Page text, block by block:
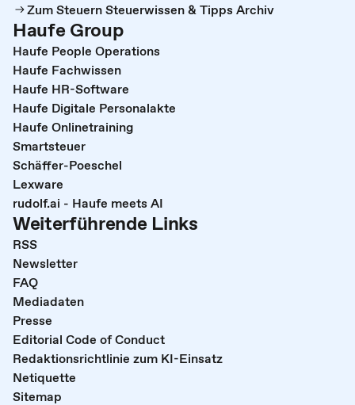
Zum Steuern Steuerwissen & Tipps Archiv
Haufe Group
Haufe People Operations
Haufe Fachwissen
Haufe HR-Software
Haufe Digitale Personalakte
Haufe Onlinetraining
Smartsteuer
Schäffer-Poeschel
Lexware
rudolf.ai - Haufe meets AI
Weiterführende Links
RSS
Newsletter
FAQ
Mediadaten
Presse
Editorial Code of Conduct
Redaktionsrichtlinie zum KI-Einsatz
Netiquette
Sitemap